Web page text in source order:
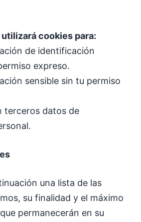
cookies para:
de identificación
expreso.
sensible sin tu permiso
terceros datos de
una lista de las
su finalidad y el máximo
permanecerán en su